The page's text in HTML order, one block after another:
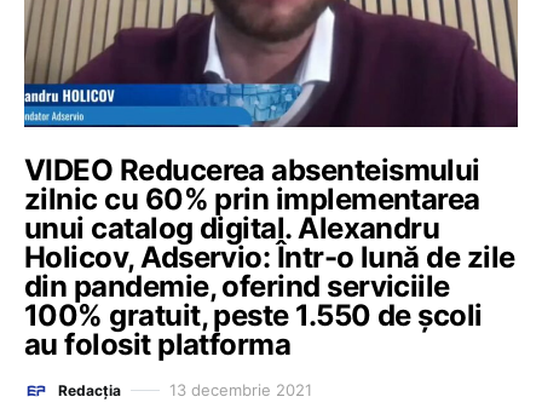
VIDEO Reducerea absenteismului
zilnic cu 60% prin implementarea
unui catalog digital. Alexandru
Holicov, Adservio: Într-o lună de zile
din pandemie, oferind serviciile
100% gratuit, peste 1.550 de școli
au folosit platforma
Redacția 13 decembrie 2021